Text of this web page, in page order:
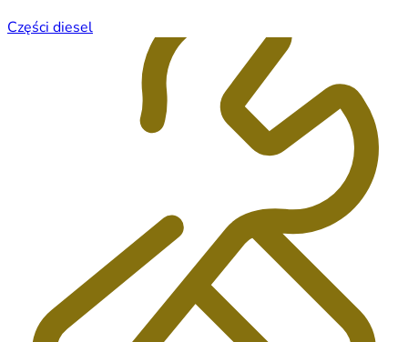
Części diesel